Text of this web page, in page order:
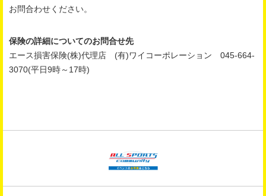
お問合わせください。
保険の詳細についてのお問合せ先
エース損害保険(株)代理店 (有)ワイコーポレーション 045-664-
3070(平日9時～17時)